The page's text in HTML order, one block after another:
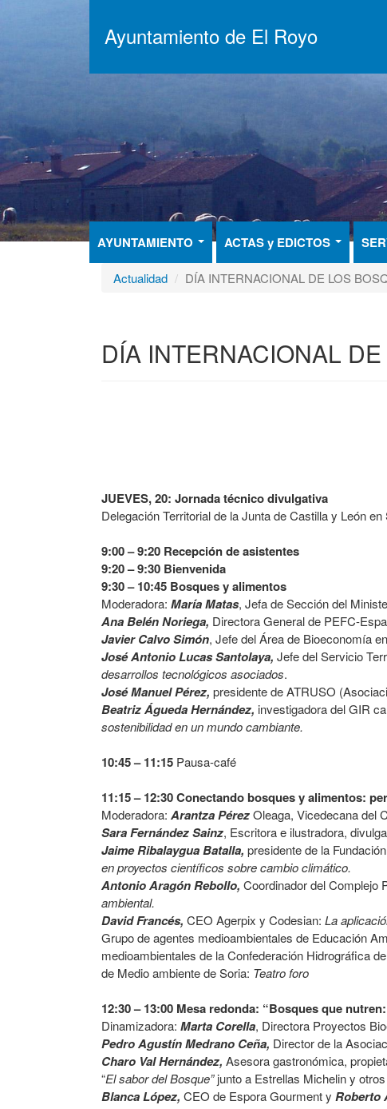
Ayuntamiento de El Royo
AYUNTAMIENTO ACTAS y EDICTOS
Actualidad DÍA INTERNACIONAL DE LOS
DÍA INTERNACIONAL
JUEVES, 20: Jornada técnico divulgativa
Delegación Territorial de la Junta de Castilla y León en
9:00 – 9:20 Recepción de asistentes
9:20 – 9:30 Bienvenida
9:30 – 10:45 Bosques y alimentos
Moderadora: María Matas, Jefa de Sección del
Ana Belén Noriega, Directora General de PEFC-
Javier Calvo Simón, Jefe del Área de Bioeconomía
José Antonio Lucas Santolaya, Jefe del Servicio
desarrollos tecnológicos asociados.
José Manuel Pérez, presidente de ATRUSO
Beatriz Águeda Hernández, investigadora del GIR
sostenibilidad en un mundo cambiante.
10:45 – 11:15 Pausa-café
11:15 – 12:30 Conectando bosques y alimentos:
Moderadora: Arantza PérezOleaga, Vicedecana del
Sara Fernández Sainz, Escritora e ilustradora,
Jaime Ribalaygua Batalla, presidente de la
en proyectos científicos sobre cambio climático.
Antonio Aragón Rebollo, Coordinador del Complejo
ambiental.
David Francés, CEO Agerpix y Codesian: La
Grupo de agentes medioambientales de Educación
medioambientales de la Confederación Hidrográfica
de Medio ambiente de Soria: Teatro foro
12:30 – 13:00 Mesa redonda: “Bosques que
Dinamizadora: Marta Corella, Directora Proyectos
Pedro Agustín Medrano Ceña, Director de la
Charo Val Hernández, Asesora gastronómica,
“El sabor del Bosque”junto a Estrellas Michelin y
Blanca López, CEO de Espora Gourment y Roberto